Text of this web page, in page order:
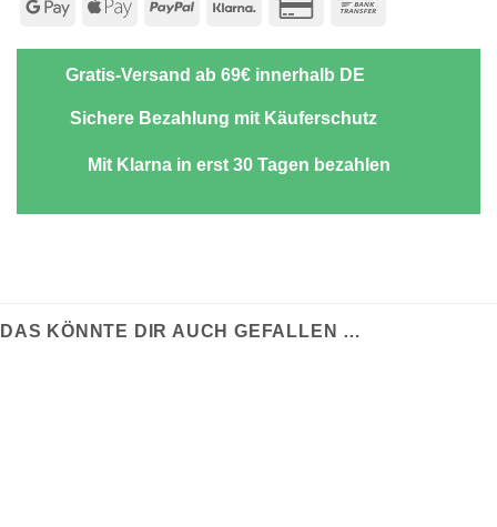
Google Apple
PayPal Klarna
Credit
Gratis-Versand ab 69€ innerhalb DE
Sichere Bezahlung mit Käuferschutz
Mit Klarna in erst 30 Tagen bezahlen
DAS KÖNNTE DIR AUCH GEFALLEN …